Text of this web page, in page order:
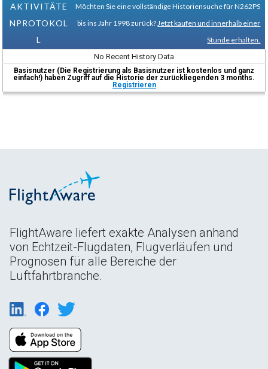
AKTIVITÄTE
NPROTOKOL
L
Möchten Sie eine vollständige Historiensuche für N262PS
bis ins Jahr 1998 zurück? Jetzt kaufen und innerhalb einer
Stunde erhalten.
No Recent History Data
Basisnutzer (Die Registrierung als Basisnutzer ist kostenlos und ganz
einfach!) haben Zugriff auf die Historie der zurückliegenden 3 months.
Registrieren
FlightAware liefert exakte Analysen anhand
von Echtzeit-Flugdaten, Flugverläufen und
Prognosen für alle Bereiche der
Luftfahrtbranche.